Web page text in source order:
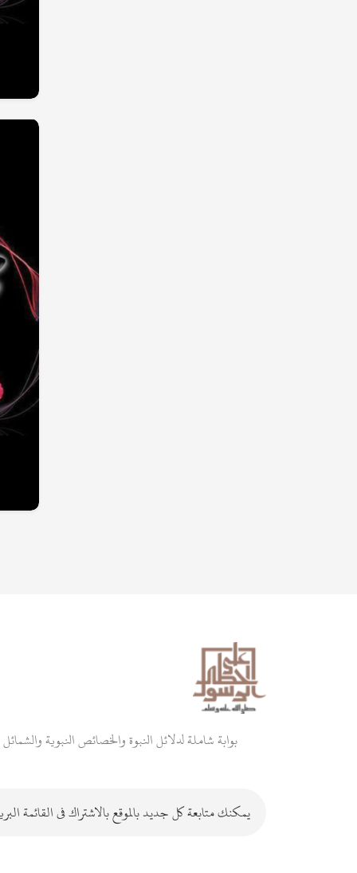
بوابة شاملة لدلائل النبوة والخصائص النبوية والشمائل
يمكنك متابعة كل جديد بالموقع بالاشتراك فى القائمة